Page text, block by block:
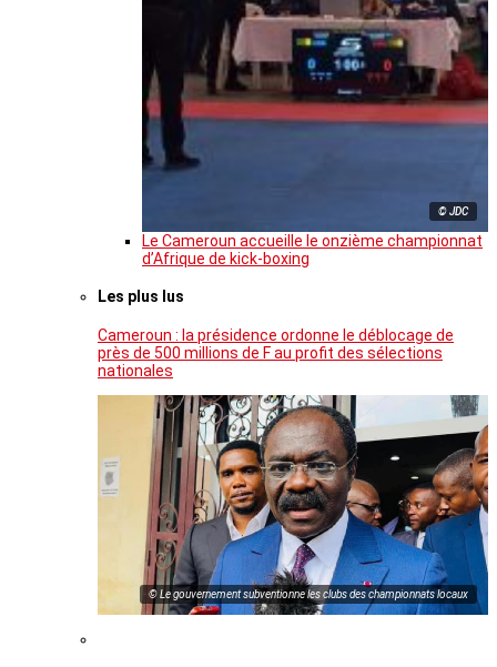
© JDC
Le Cameroun accueille le onzième championnat
d’Afrique de kick-boxing
Les plus lus
Cameroun : la présidence ordonne le déblocage de
près de 500 millions de F au profit des sélections
nationales
© Le gouvernement subventionne les clubs des championnats locaux